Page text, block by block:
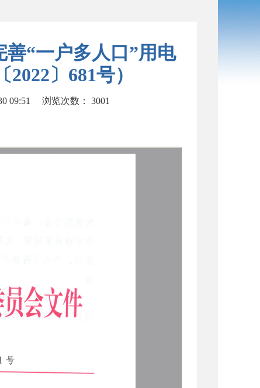
“一户多人口”用电
〕681号）
09:51 浏览次数： 3001